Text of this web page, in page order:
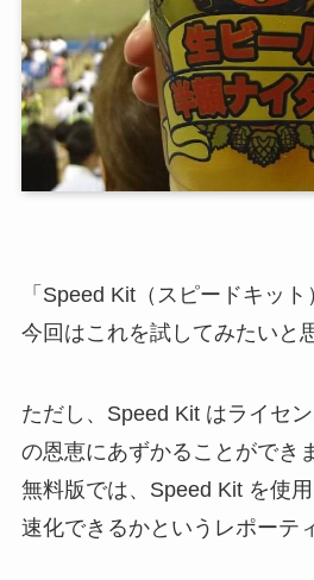
「Speed Kit（スピードキット
今回はこれを試してみたいと
ただし、Speed Kit はライセ
の恩恵にあずかることができ
無料版では、Speed Kit を使
速化できるかというレポーテ